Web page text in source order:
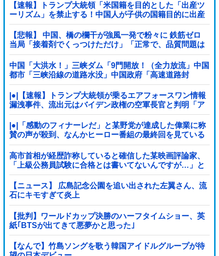
【速報】トランプ大統領「米国籍を目的とした「出産ツ
ーリズム」を禁止する！中国人が子供の国籍目的に出産
しに来るのはおかしい！」ｗｗｗｗｗｗｗｗｗｗｗｗｗ
【悲報】 中国、橋の欄干が強風一発で粉々に 鉄筋ゼロ
当局「接着剤でくっつけただけ」「正常で、品質問題は
ない」
中国「大洪水！」三峡ダム「9門開放！（全力放流」中国
都市「三峡沿線の道路水没」中国政府「高速道路封
鎖！」中国ダム「緊急放流に合わせて開門（土砂崩れ発
生」→
|●|【速報】トランプ大統領が乗るエアフォースワン情報
漏洩事件、流出元はバイデン政権の空軍長官と判明「ア
クセス権を取り消す」
|●|「感動のフィナーレだ」と某野党が達成した偉業に称
賛の声が殺到、なんかヒーロー番組の最終回を見ている
ような気分に……
高市首相が経歴詐称していると確信した某映画評論家、
「上級公務員試験に合格とは書いてないんですが…」と
ツッコミを受けまくり……
【ニュース】 広島記念公園を追い出された左翼さん、流
石にキモすぎて炎上
【批判】ワールドカップ決勝のハーフタイムショー、英
紙｢BTSが出てきて悪夢かと思った｣
【なんで】竹島ソングを歌う韓国アイドルグループが待